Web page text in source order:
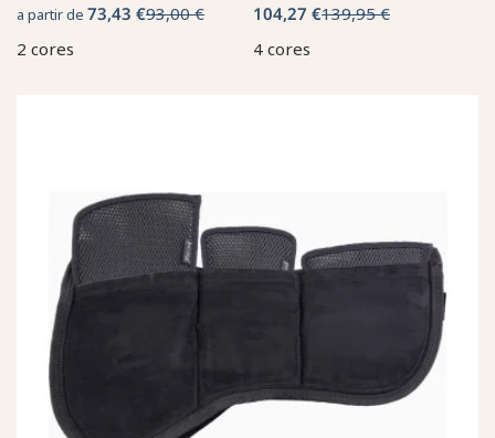
a partir de 73,43 €93,00 €
2 cores
104,27 €139,95 €
4 cores